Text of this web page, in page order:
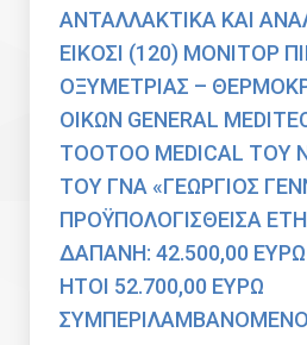
ΑΝΤΑΛΛΑΚΤΙΚΑ ΚΑΙ
ΕΙΚΟΣΙ (120) ΜΟΝΙΤΟΡ
ΟΞΥΜΕΤΡΙΑΣ –
ΟΙΚΩΝ GENERAL
TOOTOO MEDICAL
ΤΟΥ ΓΝΑ «ΓΕΩΡΓΙΟΣ
ΠΡΟΫΠΟΛΟΓΙΣΘΕΙΣΑ
ΔΑΠΑΝΗ: 42.500,00
ΗΤΟΙ 52.700,00 ΕΥΡΩ